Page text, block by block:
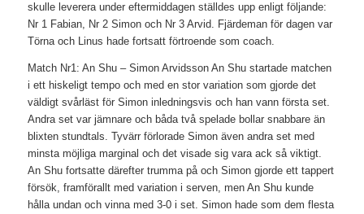
skulle leverera under eftermiddagen ställdes upp enligt följande:
Nr 1 Fabian, Nr 2 Simon och Nr 3 Arvid. Fjärdeman för dagen var
Törna och Linus hade fortsatt förtroende som coach.
Match Nr1: An Shu – Simon Arvidsson An Shu startade matchen
i ett hiskeligt tempo och med en stor variation som gjorde det
väldigt svårläst för Simon inledningsvis och han vann första set.
Andra set var jämnare och båda två spelade bollar snabbare än
blixten stundtals. Tyvärr förlorade Simon även andra set med
minsta möjliga marginal och det visade sig vara ack så viktigt.
An Shu fortsatte därefter trumma på och Simon gjorde ett tappert
försök, framförallt med variation i serven, men An Shu kunde
hålla undan och vinna med 3-0 i set. Simon hade som dem flesta